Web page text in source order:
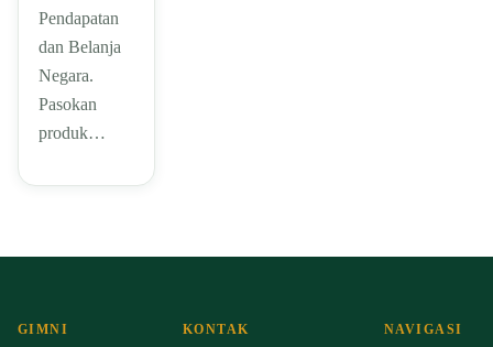
Pendapatan
dan Belanja
Negara.
Pasokan
produk…
GIMNI KONTAK NAVIGASI